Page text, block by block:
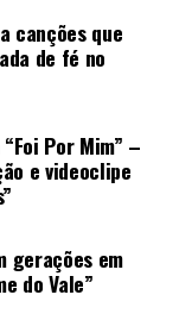
canções que
de fé no
Por Mim” –
e videoclipe
gerações em
do Vale”